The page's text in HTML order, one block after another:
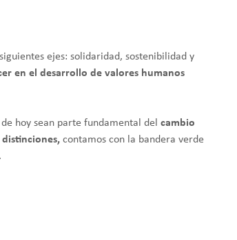
ejes: solidaridad, sostenibilidad y
en el desarrollo de valores humanos
hoy sean parte fundamental del cambio
contamos con la bandera verde